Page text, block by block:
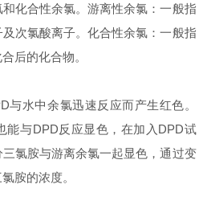
化合性余氯。游离性余氯：一般指
次氯酸离子。化合性余氯：一般指
后的化合物。
水中余氯迅速反应而产生红色。
能与DPD反应显色，在加入DPD试
氯胺与游离余氯一起显色，通过变
胺的浓度。